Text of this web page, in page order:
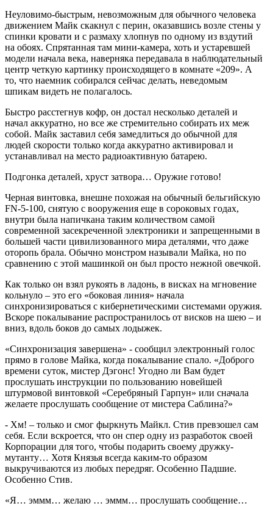
Неуловимо-быстрым, невозможным для обычного человека
движением Майк скакнул с перин, оказавшись возле стены у
спинки кровати и с размаху хлопнув по одному из вздутий
на обоях. Спрятанная там мини-камера, хоть и устаревшей
модели начала века, наверняка передавала в наблюдательный
центр четкую картинку происходящего в комнате «209». А
то, что наемник собирался сейчас делать, неведомым
шпикам видеть не полагалось.
Быстро расстегнув кофр, он достал несколько деталей и
начал аккуратно, но все же стремительно собирать их меж
собой. Майк заставил себя замедлиться до обычной для
людей скорости только когда аккуратно активировал и
устанавливал на место радиоактивную батарею.
Подгонка деталей, хруст затвора… Оружие готово!
Черная винтовка, внешне похожая на обычный бельгийскую
FN-5-100, снятую с вооружения еще в сороковых годах,
внутри была напичкана таким количеством самой
современной засекреченной электроники и запрещенными в
большей части цивилизованного мира деталями, что даже
оторопь брала. Обычно монстром называли Майка, но по
сравнению с этой машинкой он был просто нежной овечкой.
Как только он взял рукоять в ладонь, в висках на мгновение
кольнуло – это его «боковая линия» начала
синхронизироваться с кибернетическими системами оружия.
Вскоре покалывание распространилось от висков на шею – и
вниз, вдоль боков до самых лодыжек.
«Синхронизация завершена» - сообщил электронный голос
прямо в голове Майка, когда покалывание спало. «Доброго
времени суток, мистер Дэгонс! Угодно ли Вам будет
прослушать инструкции по пользованию новейшей
штурмовой винтовкой «Серебряный Гарпун» или сначала
желаете прослушать сообщение от мистера Саблина?»
- Хм! – только и смог фыркнуть Майкл. Стив превзошел сам
себя. Если вскроется, что он спер одну из разработок своей
Корпорации для того, чтобы подарить своему дружку-
мутанту… Хотя Князья всегда каким-то образом
выкручиваются из любых передряг. Особенно Падшие.
Особенно Стив.
«Я… эммм… желаю … эммм… прослушать сообщение…